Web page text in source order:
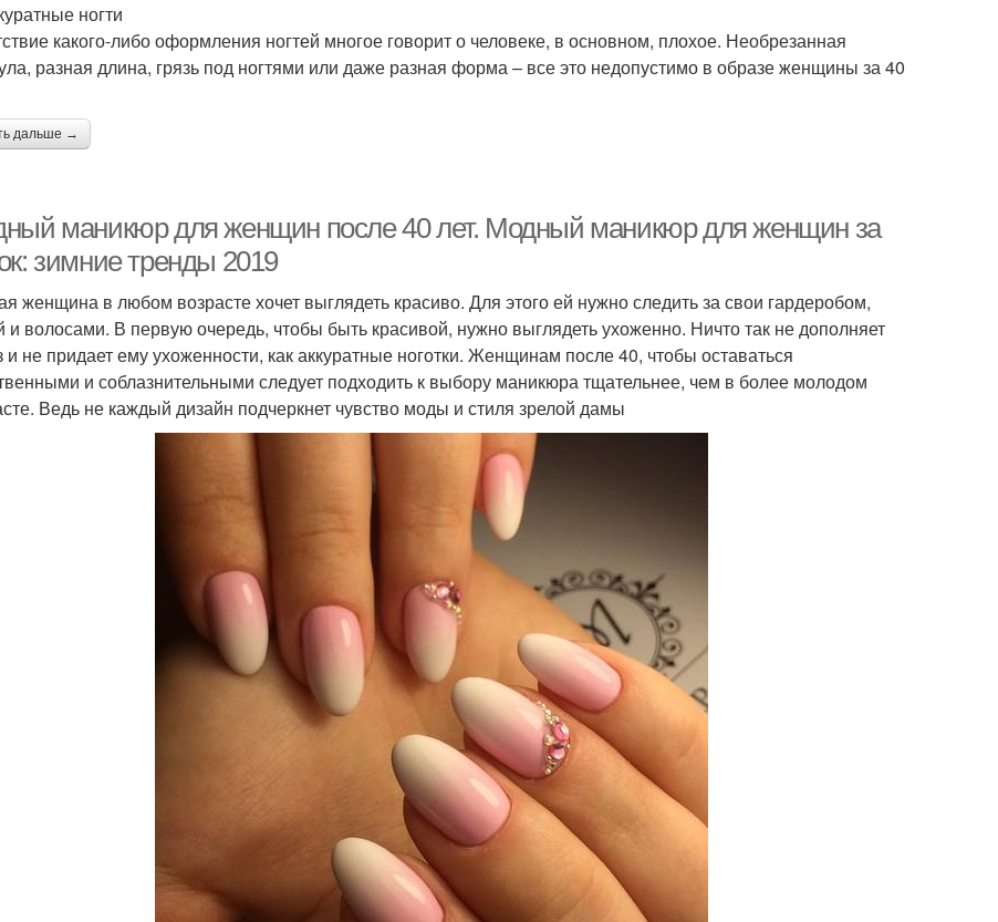
ногти
какого-либо оформления ногтей многое говорит о человеке, в основном, плохое. Необрезанная
разная длина, грязь под ногтями или даже разная форма – все это недопустимо в образе женщины за 40
дальше →
маникюр для женщин после 40 лет. Модный маникюр для женщин за
зимние тренды 2019
женщина в любом возрасте хочет выглядеть красиво. Для этого ей нужно следить за свои гардеробом,
и волосами. В первую очередь, чтобы быть красивой, нужно выглядеть ухоженно. Ничто так не дополняет
и не придает ему ухоженности, как аккуратные ноготки. Женщинам после 40, чтобы оставаться
и соблазнительными следует подходить к выбору маникюра тщательнее, чем в более молодом
Ведь не каждый дизайн подчеркнет чувство моды и стиля зрелой дамы